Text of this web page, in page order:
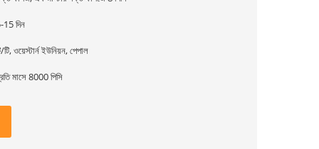
15 দিন
টি, ওয়েস্টার্ন ইউনিয়ন, পেপাল
মাসে 8000 পিসি